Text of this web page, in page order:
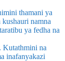
thamani ya
namna
ya fedha na
Kutathmini na
inafanyakazi